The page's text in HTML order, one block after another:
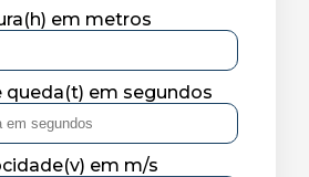
em metros
queda(t) em segundos
em m/s